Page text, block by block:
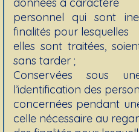
personnel qui sont
finalités pour lesquelles
elles sont traitées,
sans tarder ;
Conservées sous
l’identification des
concernées pendant
celle nécessaire au